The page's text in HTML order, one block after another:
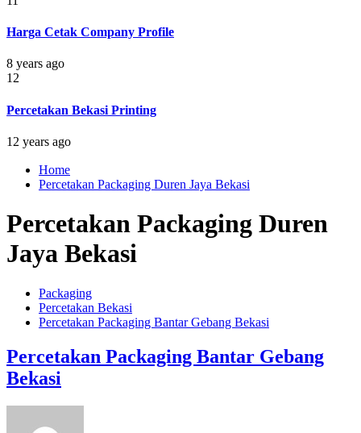
Harga Cetak Company Profile
8 years ago
12
Percetakan Bekasi Printing
12 years ago
Home
Percetakan Packaging Duren Jaya Bekasi
Percetakan Packaging Duren
Jaya Bekasi
Packaging
Percetakan Bekasi
Percetakan Packaging Bantar Gebang Bekasi
Percetakan Packaging Bantar Gebang
Bekasi